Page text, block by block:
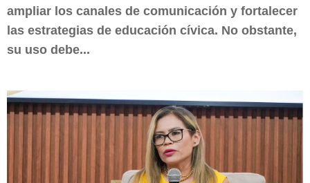
ampliar los canales de comunicación y fortalecer
las estrategias de educación cívica. No obstante,
su uso debe...